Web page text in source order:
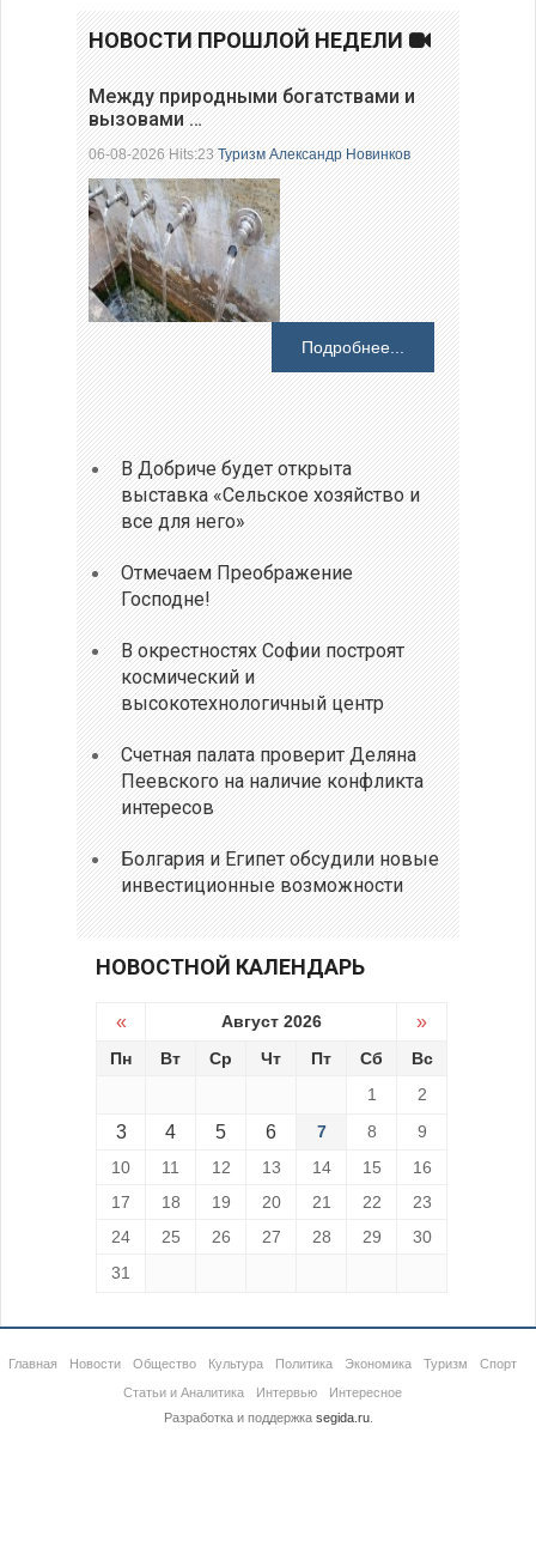
НОВОСТИ ПРОШЛОЙ НЕДЕЛИ
Между природными богатствами и
вызовами …
06-08-2026 Hits:23Туризм Александр Новинков
Подробнее...
В Добриче будет открыта
выставка «Сельское хозяйство и
все для него»
Отмечаем Преображение
Господне!
В окрестностях Софии построят
космический и
высокотехнологичный центр
Счетная палата проверит Деляна
Пеевского на наличие конфликта
интересов
Болгария и Египет обсудили новые
инвестиционные возможности
НОВОСТНОЙ КАЛЕНДАРЬ
« Август 2026 »
Пн Вт Ср Чт Пт Сб
Вс
1
2
3 4 5 6 7 8
9
10
11 12 13 14 15
16
17
18 19 20 21 22
23
24
25 26 27 28 29
30
31
Главная Новости Общество Культура Политика Экономика Туризм
Спорт
Статьи и Аналитика
Интервью
Интересное
Разработка и поддержка segida.ru.